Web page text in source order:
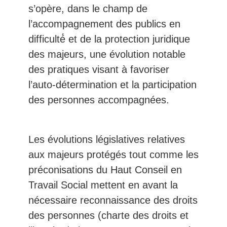
s’opère, dans le champ de
l’accompagnement des publics en
difficulté́ et de la protection juridique
des majeurs, une évolution notable
des pratiques visant à favoriser
l’auto-détermination et la participation
des personnes accompagnées.
Les évolutions législatives relatives
aux majeurs protégés tout comme les
préconisations du Haut Conseil en
Travail Social mettent en avant la
nécessaire reconnaissance des droits
des personnes (charte des droits et